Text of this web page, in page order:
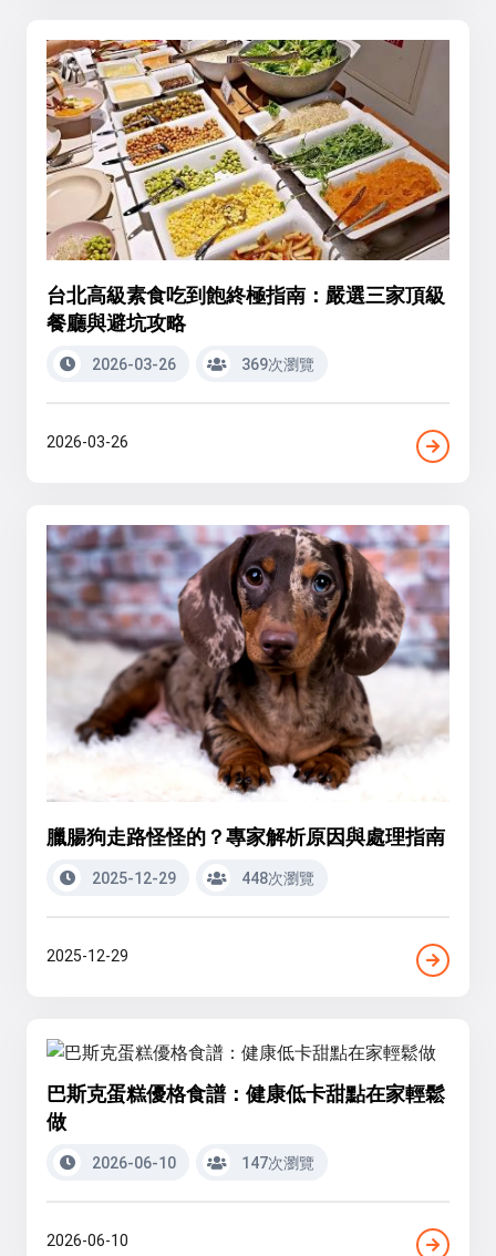
台北高級素食吃到飽終極指南：嚴選三家頂級
餐廳與避坑攻略
2026-03-26 369次瀏覽
2026-03-26
臘腸狗走路怪怪的？專家解析原因與處理指南
2025-12-29 448次瀏覽
2025-12-29
巴斯克蛋糕優格食譜：健康低卡甜點在家輕鬆
做
2026-06-10 147次瀏覽
2026-06-10